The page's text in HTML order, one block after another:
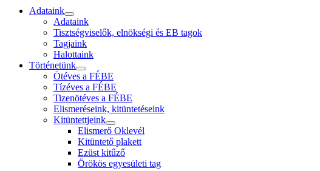
Adataink
Adataink
Tisztségviselők, elnökségi és EB tagok
Tagjaink
Halottaink
Történetünk
Ötéves a FÉBE
Tízéves a FÉBE
Tizenötéves a FÉBE
Elismeréseink, kitüntetéseink
Kitüntettjeink
Elismerő Oklevél
Kitüntető plakett
Ezüst kitűző
Örökös egyesületi tag